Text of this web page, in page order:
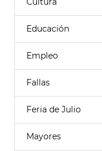
Educación
Empleo
Fallas
Feria de Julio
Mayores